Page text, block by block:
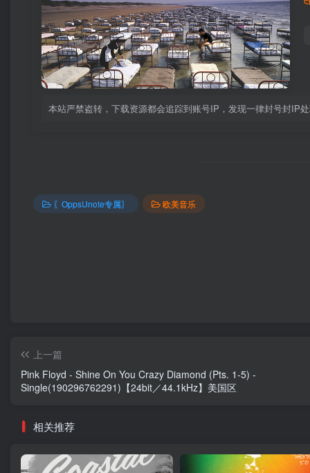
本站严禁盗转，下载资源都会追踪到账号IP，发现一律封号封IP
〖OppsUnote专属〗 欧美音乐
上一篇
Pink Floyd - Shine On You Crazy Diamond (Pts. 1-5) -
Single(190296762291)【24bit／44.1kHz】美国区
相关推荐